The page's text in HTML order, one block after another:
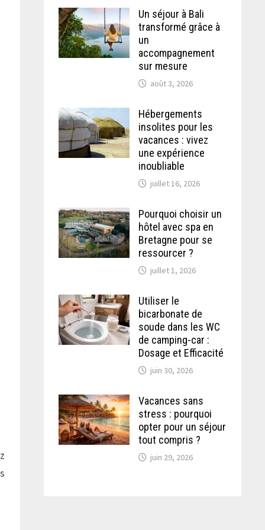
Un séjour à Bali
transformé grâce à
un
accompagnement
sur mesure
août 3, 2026
Hébergements
insolites pour les
vacances : vivez
une expérience
inoubliable
juillet 16, 2026
Pourquoi choisir un
hôtel avec spa en
Bretagne pour se
ressourcer ?
juillet 1, 2026
Utiliser le
bicarbonate de
soude dans les WC
de camping-car :
Dosage et Efficacité
juin 30, 2026
Vacances sans
stress : pourquoi
opter pour un séjour
tout compris ?
juin 29, 2026